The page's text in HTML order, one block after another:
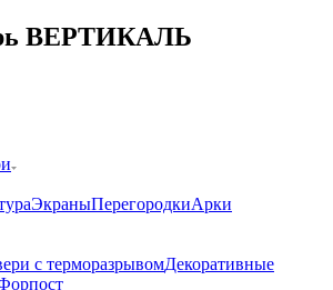
ВЕРТИКАЛЬ
ЭкраныПерегородкиАрки
с терморазрывомДекоративные